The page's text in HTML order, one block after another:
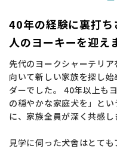
【BreederFamiliesへ】
今回、鈴木ブリーダーと
のは、間違いなく
単なる仲介サイトではなく
て「動物福祉」に真正面
なら信頼できると確信し
代表の吉村さんが発信さ
ことへの覚悟と誠実さが
会いを含め、終始あたた
40年の経験に裏打
人のヨーキーを迎え
先代のヨークシャーテリ
向いて新しい家族を探し
ダーでした。 40年以上も
の穏やかな家庭犬を」と
に、家族全員が深く共感し
見学に伺った犬舎はとて